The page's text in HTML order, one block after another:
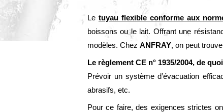
Le tuyau flexible conforme aux
boissons ou le lait. Offrant une
modèles. Chez ANFRAY, on peut
Le règlement CE n° 1935/2004, de
Prévoir un système d’évacuation
abrasifs, etc.
Pour ce faire, des exigences strictes